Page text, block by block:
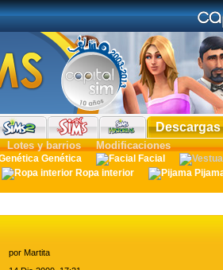
Descargas
Lotes y barrios Modificaciones
Genética Facial
Ropa interior
por Martita